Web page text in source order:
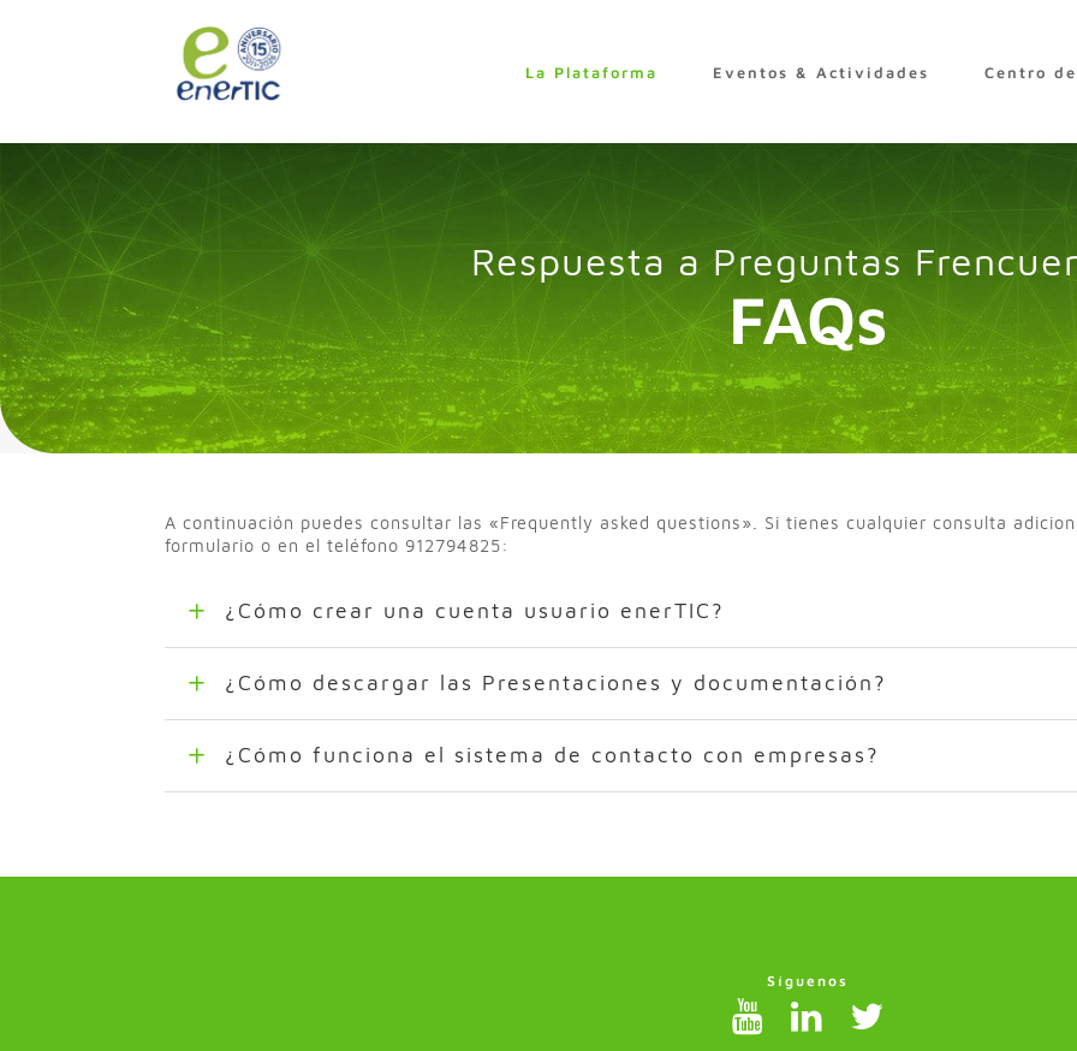
La Plataforma Eventos & Actividades Centro
Respuesta a Preguntas
FAQs
A continuación puedes consultar las «Frequently asked questions». Si tienes cualquier consulta
formulario o en el teléfono 912794825:
¿Cómo crear una cuenta usuario enerTIC?
¿Cómo descargar las Presentaciones y documentación?
¿Cómo funciona el sistema de contacto con empresas?
Síguenos